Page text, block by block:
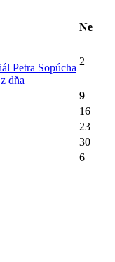
Ne
Petra Sopúcha
dňa
2
9
16
23
30
6